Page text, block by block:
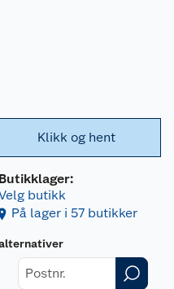
Klikk og hent
Butikklager:
butikk
På lager i 57 butikker